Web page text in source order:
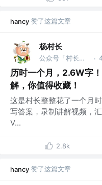
hancy 赞了这篇文章
杨村长
公众号「村长学前端」 @B站「前端杨村长」 ·
历时一个月，2.6W字
解，你值得收藏！
这是村长整整花了一个月
写答案，录制讲解视频，
V...
2.8k
hancy 赞了这篇文章